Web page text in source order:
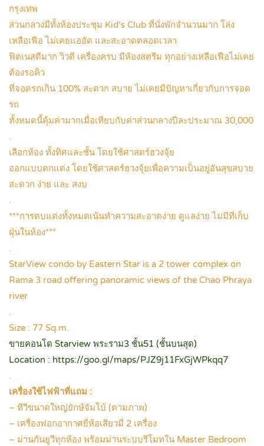
กรุงเทพ
ส่วนกลางมีทั้งห้องประชุม Kid’s Club ที่นั่งพักจำนวนมาก โล่ง
เหลือเฟือ ไม่เคยแออัด และสะอาดตลอดเวลา
ฟิตเนสดีมาก วิวดี เครื่องครบ มีห้องสตรีม ทุกอย่างเหลือเฟือไม่เคย
ต้องรอคิว
ที่จอดรถเกิน 100% สะดวก สบาย ไม่เคยมีปัญหาเกี่ยวกับการจอด
รถ
ทั้งหมดนี้คุ้มค่ามากเมื่อเทียบกับค่าส่วนกลางปีละประมาณ 30,000
.
เลือกห้อง ทั้งทิศและชั้น โดยใช้ศาสตร์ฮวงจุ้ย
ออกแบบตกแต่ง โดยใช้ศาสตร์ฮวงจุ้ยเพื่อความเป็นอยู่อันสุขสบาย
สะดวก ง่าย และ สงบ
.
***การตบแต่งทั้งหมดเน้นทำความสะอาดง่าย ดูแลง่าย ไม่มีที่เก็บ
ฝุ่นในห้อง***
.
StarView condo by Eastern Star is a 2 tower complex on
Rama 3 road offering panoramic views of the Chao Phraya
river
.
Size : 77 Sq.m.
ขายคอนโด Starview พระราม3 ชั้น51 (ชั้นบนสุด)
Location : https://goo.gl/maps/PJZ9j11FxGjWPkqq7
.
เครื่องใช้ไฟฟ้าที่แถม :
– ทีวีขนาดใหญ่ยักษ์จัมโบ้ (ตามภาพ)
– เครื่องฟอกอากาศยี่ห้อเสียวมี่ 2 เครื่อง
– ม่านกันยูวีทุกห้อง พร้อมม่านระบบรีโมทใน Master Bedroom